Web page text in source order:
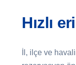
Hızlı
İl, ilçe ve